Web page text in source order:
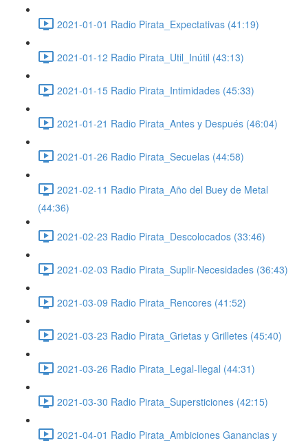
2021-01-01 Radio Pirata_Expectativas (41:19)
2021-01-12 Radio Pirata_Util_Inútil (43:13)
2021-01-15 Radio Pirata_Intimidades (45:33)
2021-01-21 Radio Pirata_Antes y Después (46:04)
2021-01-26 Radio Pirata_Secuelas (44:58)
2021-02-11 Radio Pirata_Año del Buey de Metal
(44:36)
2021-02-23 Radio Pirata_Descolocados (33:46)
2021-02-03 Radio Pirata_Suplir-Necesidades (36:43)
2021-03-09 Radio Pirata_Rencores (41:52)
2021-03-23 Radio Pirata_Grietas y Grilletes (45:40)
2021-03-26 Radio Pirata_Legal-Ilegal (44:31)
2021-03-30 Radio Pirata_Supersticiones (42:15)
2021-04-01 Radio Pirata_Ambiciones Ganancias y